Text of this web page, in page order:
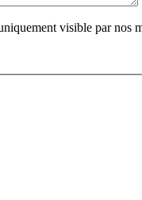
visible par nos